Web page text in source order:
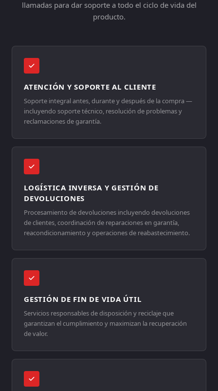
llamadas para dar soporte a todo el ciclo de vida del
producto.
ATENCIÓN Y SOPORTE AL CLIENTE
Soporte integral antes, durante y después de la compra —
incluyendo soporte técnico, resolución de problemas y
reclamaciones de garantía.
LOGÍSTICA INVERSA Y GESTIÓN DE
DEVOLUCIONES
Procesamiento de devoluciones incluyendo devoluciones
de clientes, coordinación de reparaciones en garantía,
reacondicionamiento y operaciones de reabastecimiento.
GESTIÓN DE FIN DE VIDA ÚTIL
Servicios responsables de disposición y reciclaje que
garantizan el cumplimiento y maximizan la recuperación
de valor.